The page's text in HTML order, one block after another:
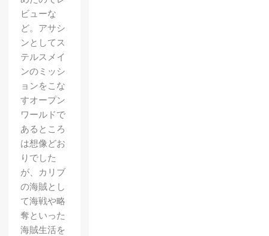
ビューな
ど。アサシ
ンとしてス
テルスメイ
ンのミッシ
ョンをこな
すオープン
ワールドで
あるところ
は想像どお
りでした
が、カリブ
の海賊とし
て海戦や略
奪といった
海賊生活を